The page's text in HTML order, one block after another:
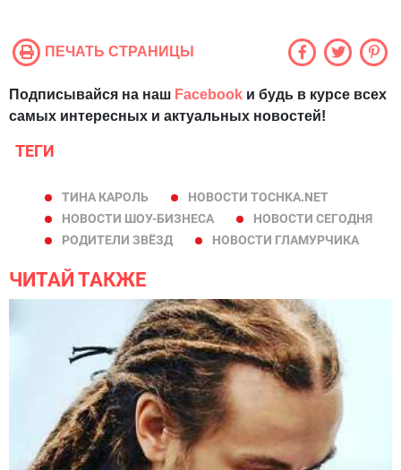
ПЕЧАТЬ СТРАНИЦЫ
Подписывайся на наш Facebook и будь в курсе всех
самых интересных и актуальных новостей!
ТЕГИ
ТИНА КАРОЛЬ
НОВОСТИ TOCHKA.NET
НОВОСТИ ШОУ-БИЗНЕСА
НОВОСТИ СЕГОДНЯ
РОДИТЕЛИ ЗВЁЗД
НОВОСТИ ГЛАМУРЧИКА
ЧИТАЙ ТАКЖЕ